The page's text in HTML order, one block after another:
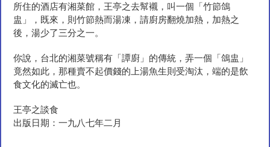
所住的酒店有湘菜館，王亭之去幫襯，叫一個「竹節鴿
盅」，既來，則竹節熱而湯凍，請廚房翻燒加熱，加熱之
後，湯少了三分之一。
你說，台北的湘菜號稱有「譚廚」的傳統，弄一個「鴿盅」
竟然如此，那種賣不起價錢的上湯魚生則受淘汰，端的是飲
食文化的滅亡也。
王亭之談食
出版日期：一九八七年二月